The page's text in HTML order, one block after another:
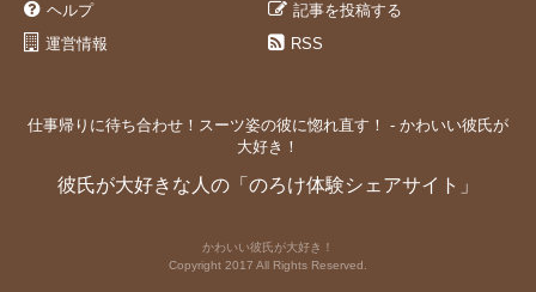
ヘルプ
記事を投稿する
運営情報
RSS
仕事帰りに待ち合わせ！スーツ姿の彼に惚れ直す！ - かわいい彼氏が
大好き！
彼氏が大好きな人の「のろけ体験シェアサイト」
かわいい彼氏が大好き！
Copyright 2017 All Rights Reserved.